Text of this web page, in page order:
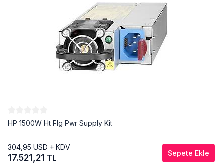
HP 1500W Ht Plg Pwr Supply Kit
304,95 USD + KDV
17.521,21 TL Sepete Ekle